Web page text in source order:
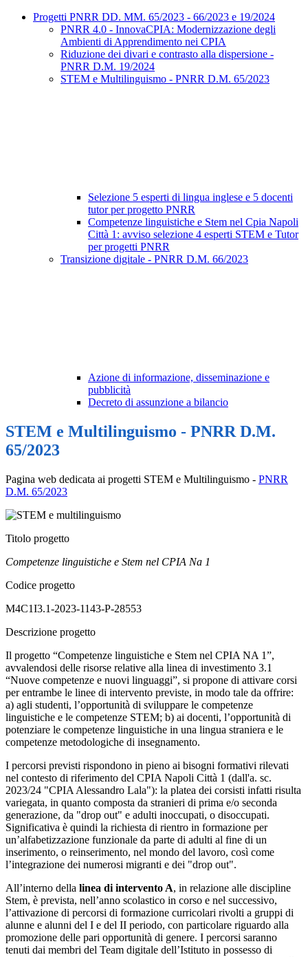
Progetti PNRR DD. MM. 65/2023 - 66/2023 e 19/2024
PNRR 4.0 - InnovaCPIA: Modernizzazione degli
Ambienti di Apprendimento nei CPIA
Riduzione dei divari e contrasto alla dispersione -
PNRR D.M. 19/2024
STEM e Multilinguismo - PNRR D.M. 65/2023
Selezione 5 esperti di lingua inglese e 5 docenti
tutor per progetto PNRR
Competenze linguistiche e Stem nel Cpia Napoli
Città 1: avviso selezione 4 esperti STEM e Tutor
per progetti PNRR
Transizione digitale - PNRR D.M. 66/2023
Azione di informazione, disseminazione e
pubblicità
Decreto di assunzione a bilancio
STEM e Multilinguismo - PNRR D.M.
65/2023
Pagina web dedicata ai progetti STEM e Multilinguismo - PNRR
D.M. 65/2023
Titolo progetto
Competenze linguistiche e Stem nel CPIA Na 1
Codice progetto
M4C1I3.1-2023-1143-P-28553
Descrizione progetto
Il progetto “Competenze linguistiche e Stem nel CPIA NA 1”,
avvalendosi delle risorse relative alla linea di investimento 3.1
“Nuove competenze e nuovi linguaggi”, si propone di attivare corsi
per entrambe le linee di intervento previste, in modo tale da offrire:
a) agli studenti, l’opportunità di sviluppare le competenze
linguistiche e le competenze STEM; b) ai docenti, l’opportunità di
potenziare le competenze linguistiche in una lingua straniera e le
competenze metodologiche di insegnamento.
I percorsi previsti rispondono in pieno ai bisogni formativi rilevati
nel contesto di riferimento del CPIA Napoli Città 1 (dall'a. sc.
2023/24 "CPIA Alessandro Lala"): la platea dei corsisti infatti risulta
variegata, in quanto composta da stranieri di prima e/o seconda
generazione, da "drop out" e adulti inoccupati, o disoccupati.
Significativa è quindi la richiesta di rientro in formazione per
un’alfabetizzazione funzionale da parte di adulti al fine di un
inserimento, o reinserimento, nel mondo del lavoro, così come
l’integrazione dei numerosi migranti e dei "drop out".
All’interno della linea di intervento A, in relazione alle discipline
Stem, è prevista, nell’anno scolastico in corso e nel successivo,
l’attivazione di percorsi di formazione curricolari rivolti a gruppi di
alunne e alunni del I e del II periodo, con particolare riguardo alla
promozione delle pari opportunità di genere. I percorsi saranno
tenuti dai membri del Team digitale dell’Istituto in possesso di